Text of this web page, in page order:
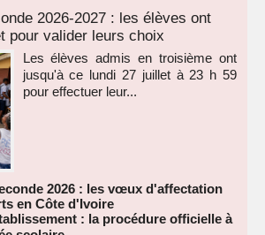
2026-2027 : les élèves ont
pour valider leurs choix
Les élèves admis en troisième ont
jusqu'à ce lundi 27 juillet à 23 h 59
pour effectuer leur...
2026 : les vœux d'affectation
en Côte d'Ivoire
: la procédure officielle à